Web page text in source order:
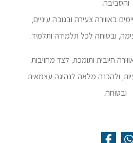
והסביבה.
באווירה צעירה ובגובה עיניים,
ובטוחה לכל תלמידה ותלמיד.
חיובית ותומכת, לצד מחויבות
ולהכנה מלאה לנהיגה עצמאית
ובטוחה.